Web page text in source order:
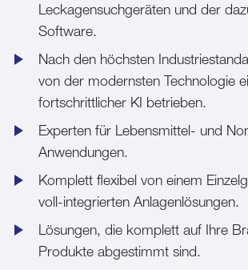
Leckagensuchgeräten und der
Software.
Nach den höchsten
von der modernsten Technologie
fortschrittlicher KI betrieben.
Experten für Lebensmittel- und
Anwendungen.
Komplett flexibel von einem
voll-integrierten Anlagenlösungen.
Lösungen, die komplett auf Ihre
Produkte abgestimmt sind.